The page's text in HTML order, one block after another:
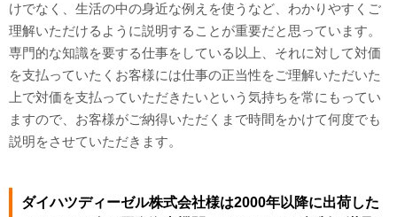
けでなく、生活の中の身近な例えを使うなど、わかりやすくご
理解いただけるように説明することが重要だと思っています。
専門的な知識を要する仕事をしている以上、それに対して対価
を支払っていたくお客様には仕事の正当性をご理解いただいた
上で対価を支払っていただきたいという気持ちを常にもってい
ますので、お客様がご納得いただくまで時間をかけて何度でも
説明をさせていただきます。
ダイハツディーゼル株式会社様は2000年以降に出荷した